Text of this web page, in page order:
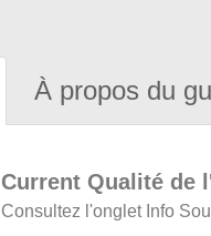
À propos du
Current Qualité de
Consultez l'onglet Info